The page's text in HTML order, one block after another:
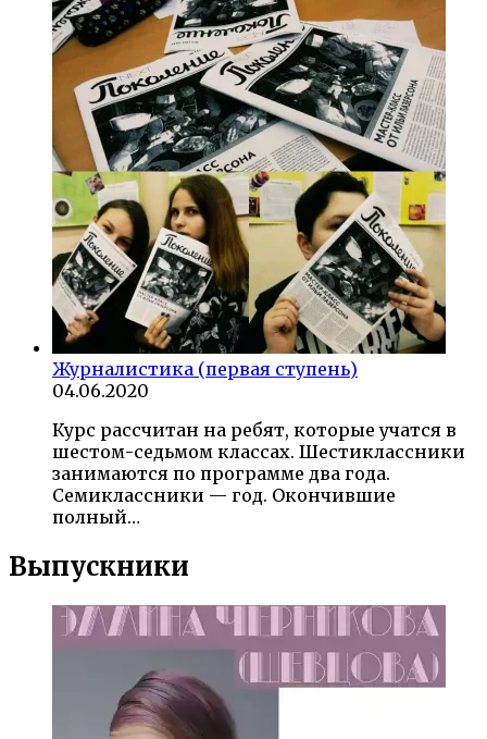
Журналистика (первая ступень)
04.06.2020
Курс рассчитан на ребят, которые учатся в
шестом-седьмом классах. Шестиклассники
занимаются по программе два года.
Семиклассники — год. Окончившие
полный…
Выпускники